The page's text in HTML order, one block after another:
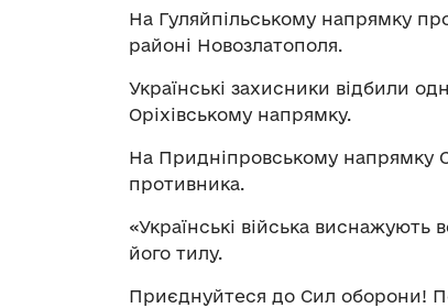
На Гуляйпільському напрямку
районі Новозлатополя.
Українські захисники відбили
Оріхівському напрямку.
На Придніпровському напрямку
противника.
«Українські війська виснажують
його тилу.
Приєднуйтеся до Сил оборони!